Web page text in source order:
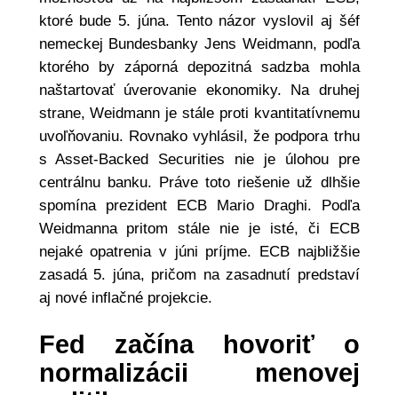
ktoré bude 5. júna. Tento názor vyslovil aj šéf
nemeckej Bundesbanky Jens Weidmann, podľa
ktorého by záporná depozitná sadzba mohla
naštartovať úverovanie ekonomiky. Na druhej
strane, Weidmann je stále proti kvantitatívnemu
uvoľňovaniu. Rovnako vyhlásil, že podpora trhu
s Asset-Backed Securities nie je úlohou pre
centrálnu banku. Práve toto riešenie už dlhšie
spomína prezident ECB Mario Draghi. Podľa
Weidmanna pritom stále nie je isté, či ECB
nejaké opatrenia v júni príjme. ECB najbližšie
zasadá 5. júna, pričom na zasadnutí predstaví
aj nové inflačné projekcie.
Fed začína hovoriť o
normalizácii menovej